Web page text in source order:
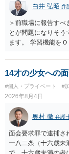
白井 弘昭 弁
＞前職場に報告す
とが問題になりそ
ます。 学習機能を
する可能性がありま
般論として抽象化
せんので、その情
誉棄損として、個人
当たるとも思われま
に入力したかも第三
をせずに書き込んだ
も）、相談者さんが
私見ながらご参考ま
14才の少女への
#個人・プライベート #
2026年8月4日
奥村 徹 弁護
面会要求罪で逮捕さ
一八二条（十六歳
で、十六歳未満の者